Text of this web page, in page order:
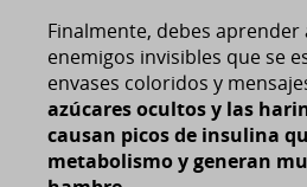
Finalmente, debes aprender
enemigos invisibles que se
envases coloridos y
azúcares ocultos y las
causan picos de insulina
metabolismo y generan